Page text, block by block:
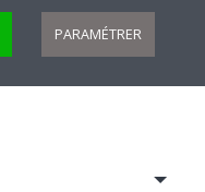
PARAMÉTRER